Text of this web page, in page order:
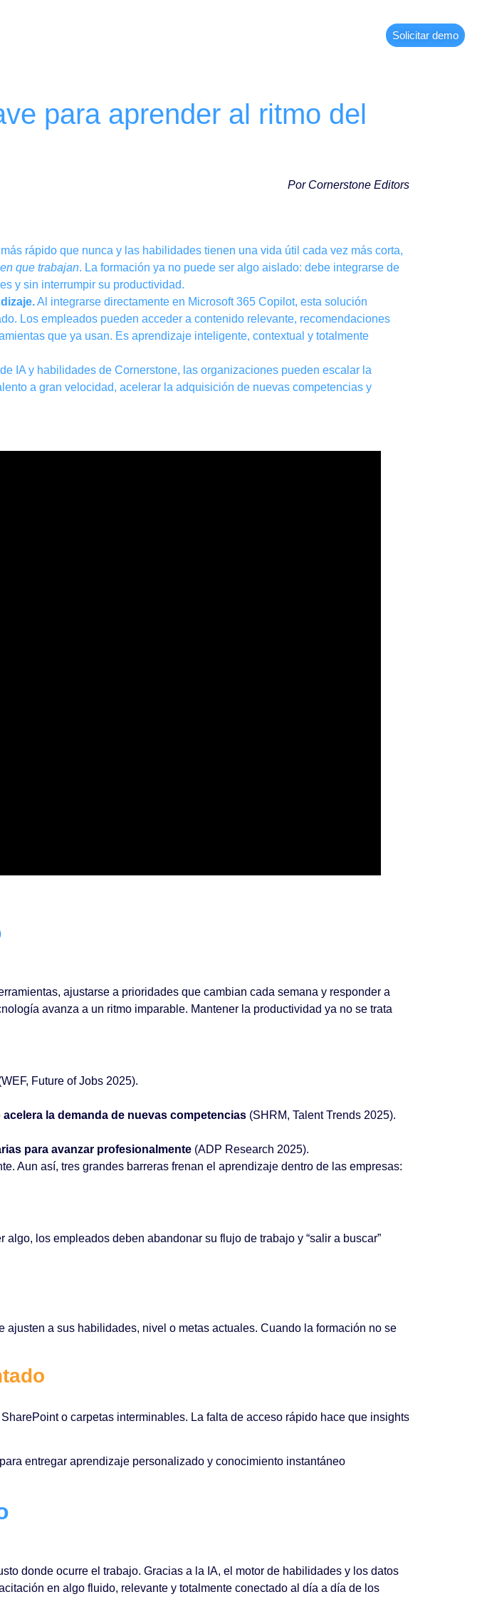
Solicitar demo
para aprender al ritmo del
Por Cornerstone Editors
rápido que nunca y las habilidades tienen una vida útil cada vez más corta,
que trabajan. La formación ya no puede ser algo aislado: debe integrarse de
y sin interrumpir su productividad.
Al integrarse directamente en Microsoft 365 Copilot, esta solución
Los empleados pueden acceder a contenido relevante, recomendaciones
que ya usan. Es aprendizaje inteligente, contextual y totalmente
IA y habilidades de Cornerstone, las organizaciones pueden escalar la
a gran velocidad, acelerar la adquisición de nuevas competencias y
ajustarse a prioridades que cambian cada semana y responder a
avanza a un ritmo imparable. Mantener la productividad ya no se trata
Future of Jobs 2025).
la demanda de nuevas competencias (SHRM, Talent Trends 2025).
para avanzar profesionalmente (ADP Research 2025).
Aun así, tres grandes barreras frenan el aprendizaje dentro de las empresas:
los empleados deben abandonar su flujo de trabajo y “salir a buscar”
a sus habilidades, nivel o metas actuales. Cuando la formación no se
o carpetas interminables. La falta de acceso rápido hace que insights
entregar aprendizaje personalizado y conocimiento instantáneo
donde ocurre el trabajo. Gracias a la IA, el motor de habilidades y los datos
en algo fluido, relevante y totalmente conectado al día a día de los